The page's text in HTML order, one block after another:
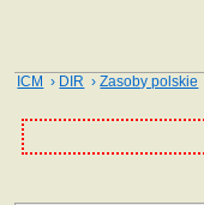
ICM › DIR ›Zasoby polskie